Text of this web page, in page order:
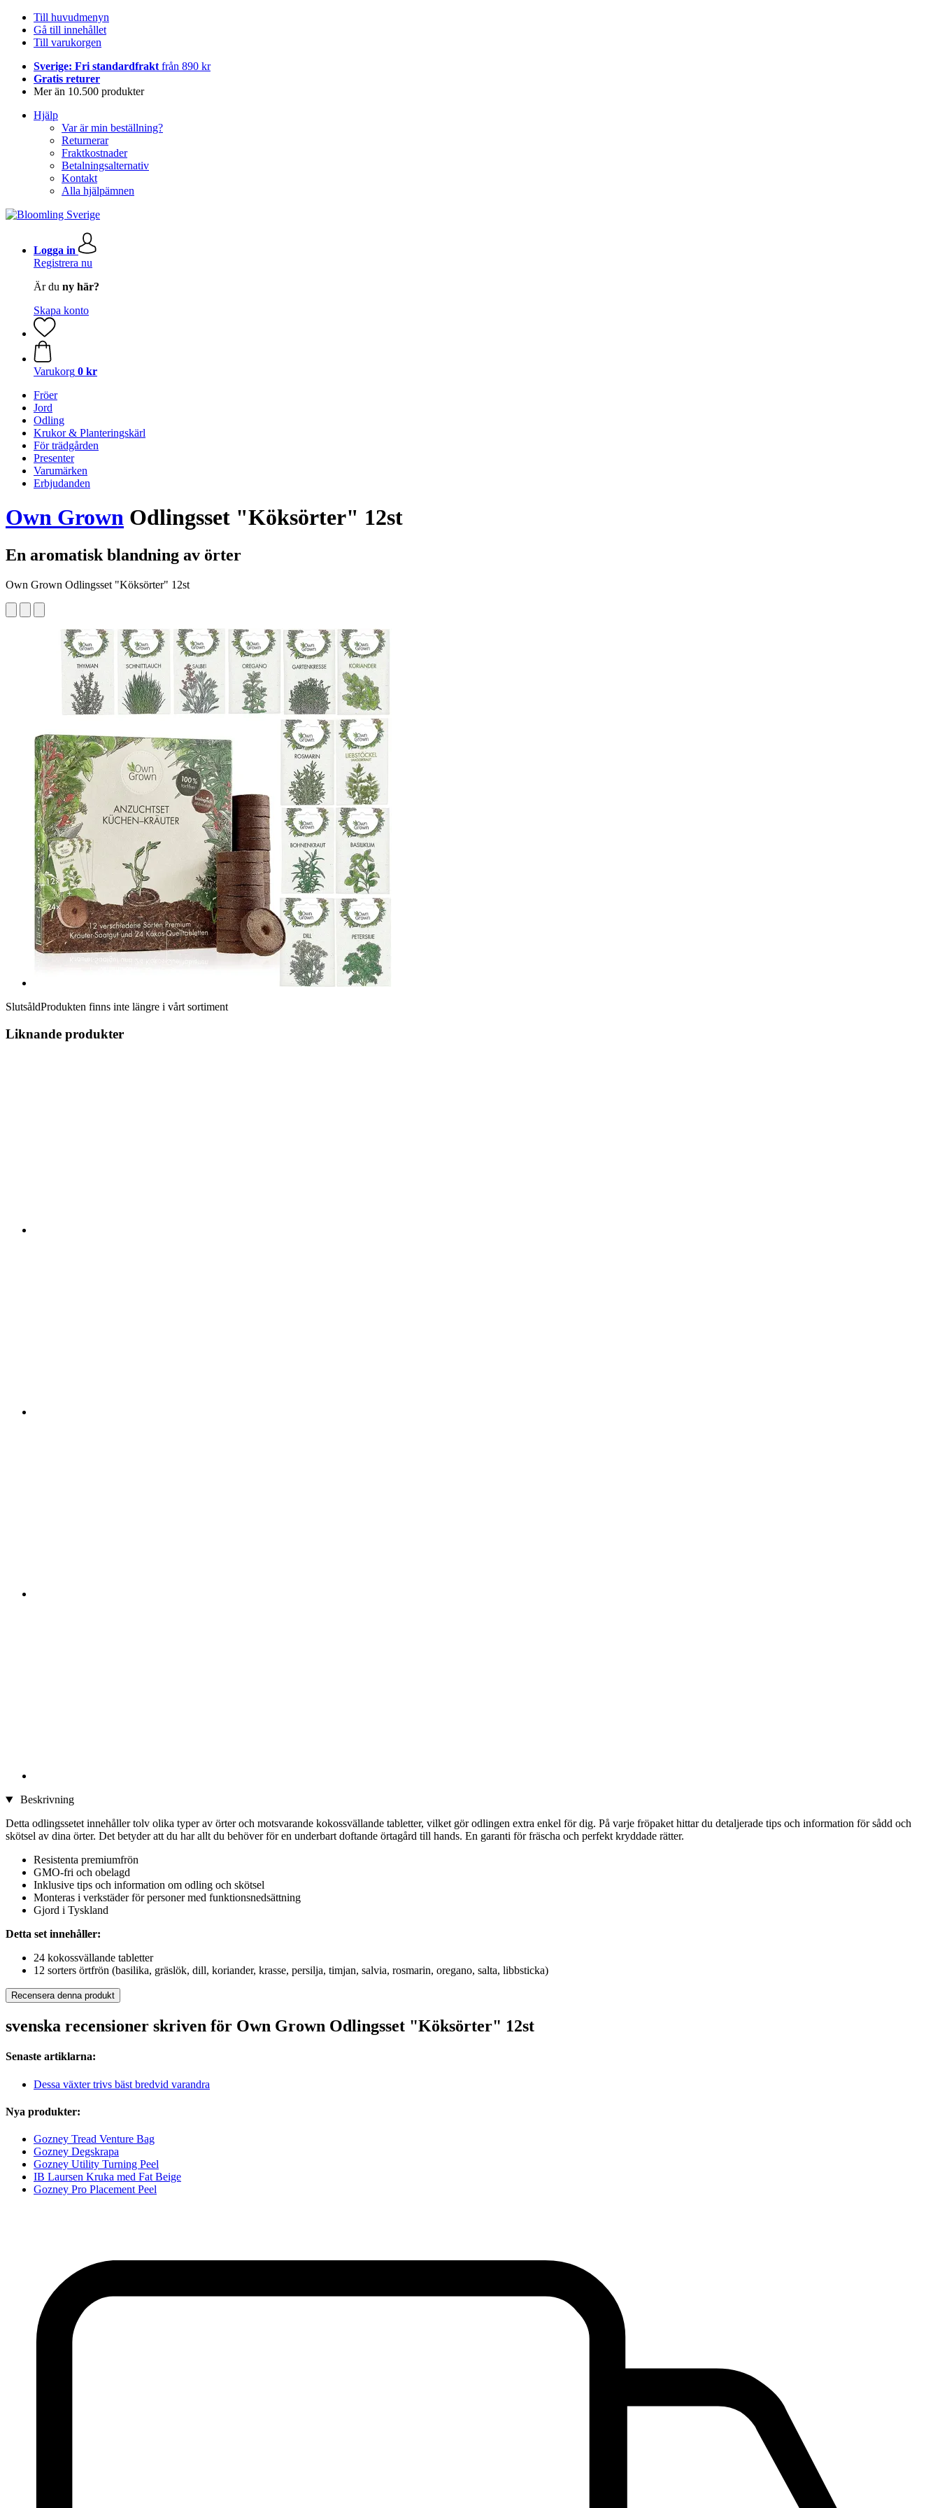
Till huvudmenyn
Gå till innehållet
Till varukorgen
Sverige: Fri standardfrakt från 890 kr
Gratis returer
Mer än 10.500 produkter
Hjälp
Var är min beställning?
Returnerar
Fraktkostnader
Betalningsalternativ
Kontakt
Alla hjälpämnen
Logga in
Registrera nu
Är du ny här?
Skapa konto
Varukorg 0 kr
Fröer
Jord
Odling
Krukor & Planteringskärl
För trädgården
Presenter
Varumärken
Erbjudanden
Own Grown Odlingsset "Köksörter" 12st
En aromatisk blandning av örter
Own Grown Odlingsset "Köksörter" 12st
SlutsåldProdukten finns inte längre i vårt sortiment
Liknande produkter
Beskrivning
Detta odlingssetet innehåller tolv olika typer av örter och motsvarande kokossvällande tabletter, vilket gör odlingen extra enkel för dig. På varje fröpaket hittar du detaljerade tips och information för sådd och
skötsel av dina örter. Det betyder att du har allt du behöver för en underbart doftande örtagård till hands. En garanti för fräscha och perfekt kryddade rätter.
Resistenta premiumfrön
GMO-fri och obelagd
Inklusive tips och information om odling och skötsel
Monteras i verkstäder för personer med funktionsnedsättning
Gjord i Tyskland
Detta set innehåller:
24 kokossvällande tabletter
12 sorters örtfrön (basilika, gräslök, dill, koriander, krasse, persilja, timjan, salvia, rosmarin, oregano, salta, libbsticka)
Recensera denna produkt
svenska recensioner skriven för Own Grown Odlingsset "Köksörter" 12st
Senaste artiklarna:
Dessa växter trivs bäst bredvid varandra
Nya produkter:
Gozney Tread Venture Bag
Gozney Degskrapa
Gozney Utility Turning Peel
IB Laursen Kruka med Fat Beige
Gozney Pro Placement Peel